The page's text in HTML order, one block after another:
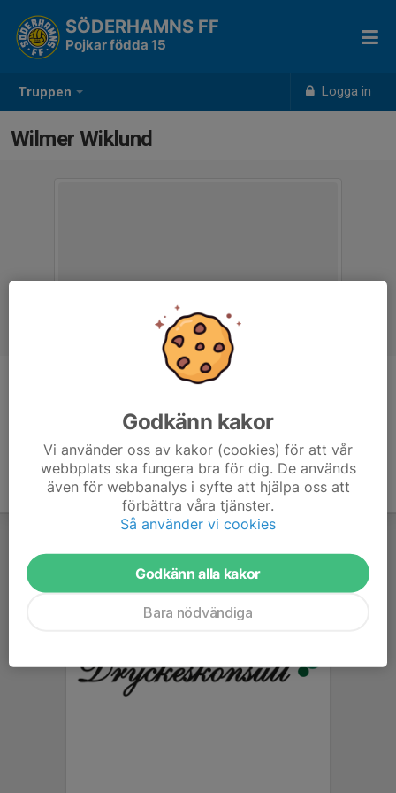
Truppen Logga in
SÖDERHAMNS FF
Pojkar födda 15
Wilmer Wiklund
Godkänn kakor
Vi använder oss av kakor (cookies) för att vår
webbplats ska fungera bra för dig. De används
även för webbanalys i syfte att hjälpa oss att
förbättra våra tjänster.
Så använder vi cookies
Godkänn alla kakor
Bara nödvändiga